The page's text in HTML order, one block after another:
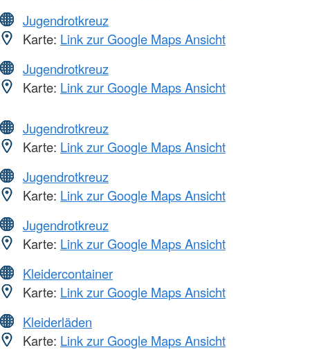
Jugendrotkreuz
Karte: Link zur Google Maps Ansicht
Jugendrotkreuz
Karte: Link zur Google Maps Ansicht
Jugendrotkreuz
Karte: Link zur Google Maps Ansicht
Jugendrotkreuz
Karte: Link zur Google Maps Ansicht
Jugendrotkreuz
Karte: Link zur Google Maps Ansicht
Kleidercontainer
Karte: Link zur Google Maps Ansicht
Kleiderläden
Karte: Link zur Google Maps Ansicht